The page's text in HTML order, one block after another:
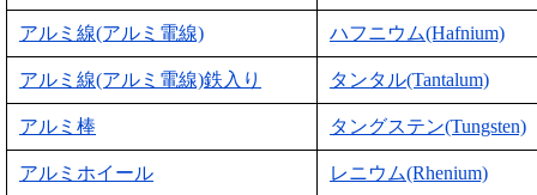
アルミ線(アルミ電線) ハフニウム(Hafnium)
アルミ線(アルミ電線)鉄入り タンタル(Tantalum)
アルミ棒 タングステン(Tungsten)
アルミホイール レニウム(Rhenium)